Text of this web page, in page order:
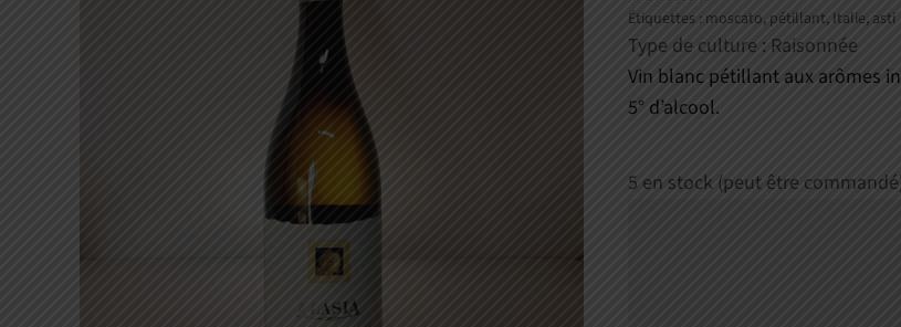
Étiquettes : moscato, pétillant, Italie, asti
Type de culture : Raisonnée
Vin blanc pétillant aux arômes
5° d’alcool.
5 en stock (peut être